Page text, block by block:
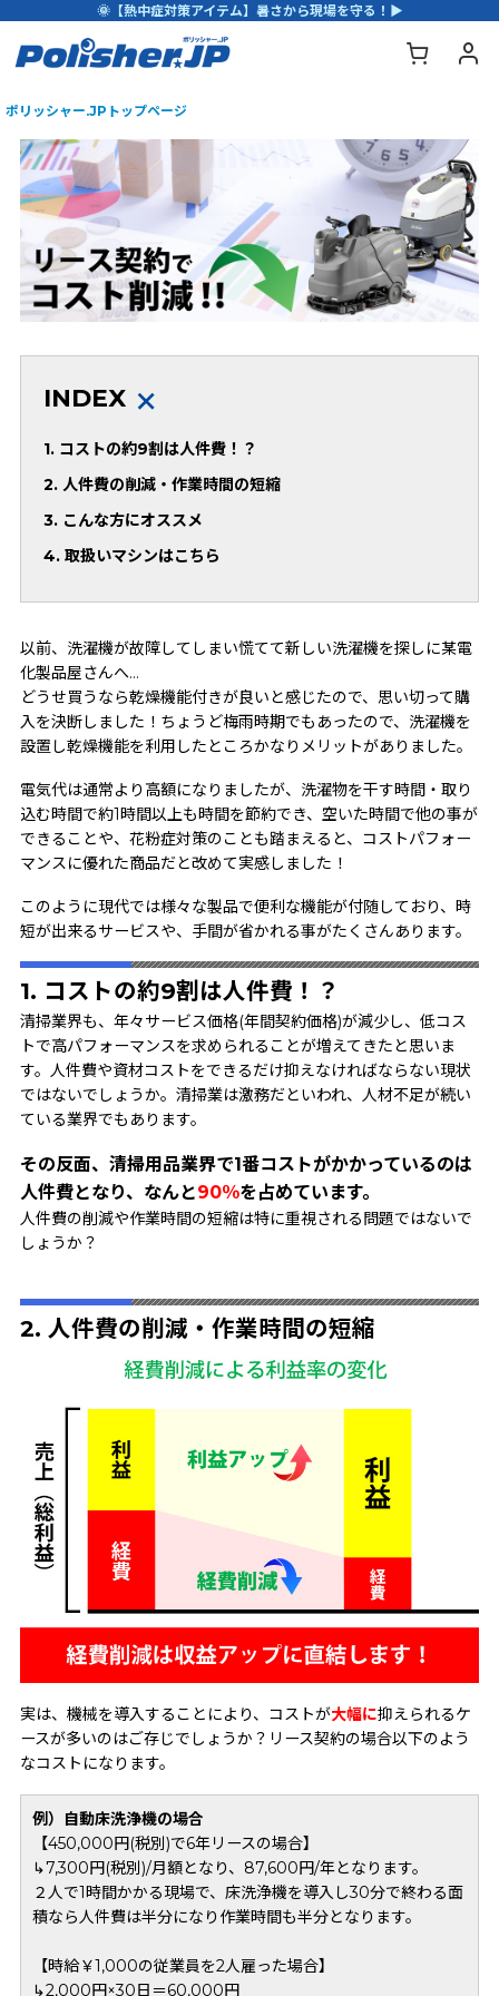
🌞【熱中症対策アイテム】暑さから現場を守る！▶
ポリッシャー.JPトップページ
INDEX＋
1. コストの約9割は人件費！？
2. 人件費の削減・作業時間の短縮
3. こんな方にオススメ
4. 取扱いマシンはこちら
以前、洗濯機が故障してしまい慌てて新しい洗濯機を探しに某電
化製品屋さんへ…
どうせ買うなら乾燥機能付きが良いと感じたので、思い切って購
入を決断しました！ちょうど梅雨時期でもあったので、洗濯機を
設置し乾燥機能を利用したところかなりメリットがありました。
電気代は通常より高額になりましたが、洗濯物を干す時間・取り
込む時間で約1時間以上も時間を節約でき、空いた時間で他の事が
できることや、花粉症対策のことも踏まえると、コストパフォー
マンスに優れた商品だと改めて実感しました！
このように現代では様々な製品で便利な機能が付随しており、時
短が出来るサービスや、手間が省かれる事がたくさんあります。
1. コストの約9割は人件費！？
清掃業界も、年々サービス価格(年間契約価格)が減少し、低コス
トで高パフォーマンスを求められることが増えてきたと思いま
す。人件費や資材コストをできるだけ抑えなければならない現状
ではないでしょうか。清掃業は激務だといわれ、人材不足が続い
ている業界でもあります。
その反面、清掃用品業界で1番コストがかかっているのは
人件費となり、なんと90％を占めています。
人件費の削減や作業時間の短縮は特に重視される問題ではないで
しょうか？
2. 人件費の削減・作業時間の短縮
実は、機械を導入することにより、コストが大幅に抑えられるケ
ースが多いのはご存じでしょうか？リース契約の場合以下のよう
なコストになります。
例）自動床洗浄機の場合
【450,000円(税別)で6年リースの場合】
↳7,300円(税別)/月額となり、87,600円/年となります。
２人で1時間かかる現場で、床洗浄機を導入し30分で終わる面
積なら人件費は半分になり作業時間も半分となります。
【時給￥1,000の従業員を2人雇った場合】
↳2,000円×30日＝60,000円